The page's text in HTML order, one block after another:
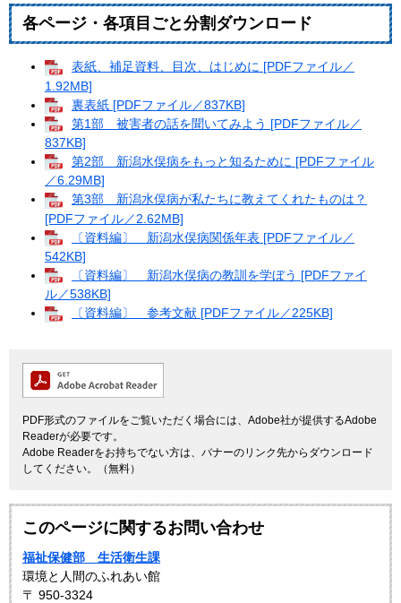
各ページ・各項目ごと分割ダウンロード
表紙、補足資料、目次、はじめに [PDFファイル／
1.92MB]
裏表紙 [PDFファイル／837KB]
第1部 被害者の話を聞いてみよう [PDFファイル／
837KB]
第2部 新潟水俣病をもっと知るために [PDFファイル
／6.29MB]
第3部 新潟水俣病が私たちに教えてくれたものは？
[PDFファイル／2.62MB]
〔資料編〕 新潟水俣病関係年表 [PDFファイル／
542KB]
〔資料編〕 新潟水俣病の教訓を学ぼう [PDFファイ
ル／538KB]
〔資料編〕 参考文献 [PDFファイル／225KB]
PDF形式のファイルをご覧いただく場合には、Adobe社が提供するAdobe
Readerが必要です。
Adobe Readerをお持ちでない方は、バナーのリンク先からダウンロード
してください。（無料）
このページに関するお問い合わせ
福祉保健部 生活衛生課
環境と人間のふれあい館
〒 950-3324